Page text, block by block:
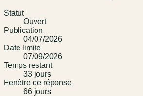
Statut
Ouvert
Publication
04/07/2026
Date limite
07/09/2026
Temps restant
33 jours
Fenêtre de réponse
66 jours